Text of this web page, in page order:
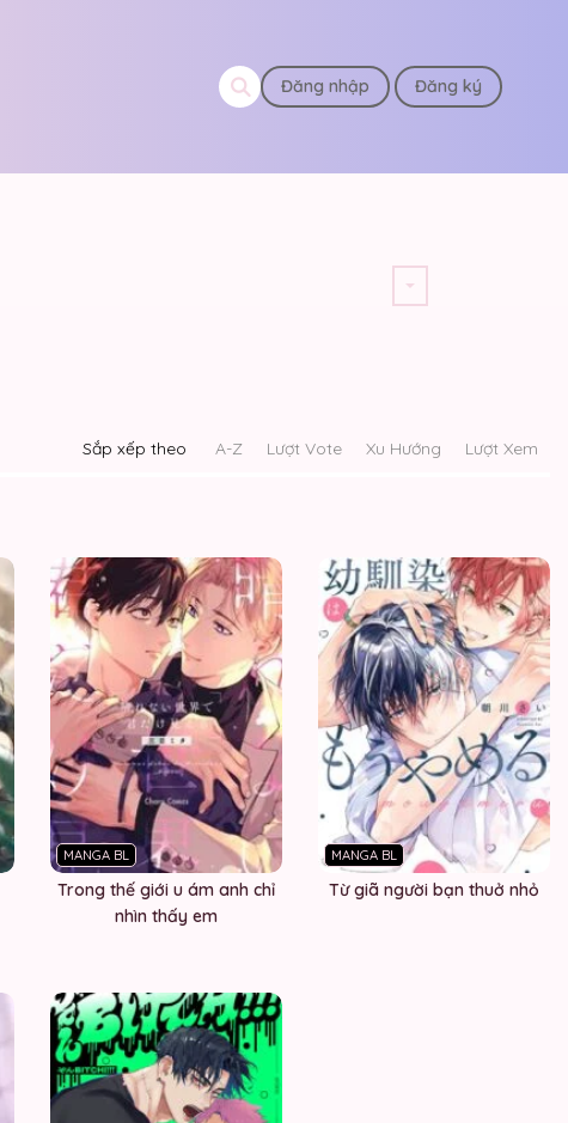
Đăng nhập Đăng ký
Sắp xếp theo A-Z Lượt Vote Xu Hướng Lượt Xem
MANGA BL
Trong thế giới u ám anh chỉ
nhìn thấy em
MANGA BL
Từ giã người bạn thuở nhỏ